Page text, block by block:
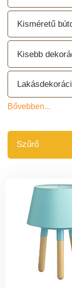
Kisméretű
Kisebb
Bővebben...
Szűrő